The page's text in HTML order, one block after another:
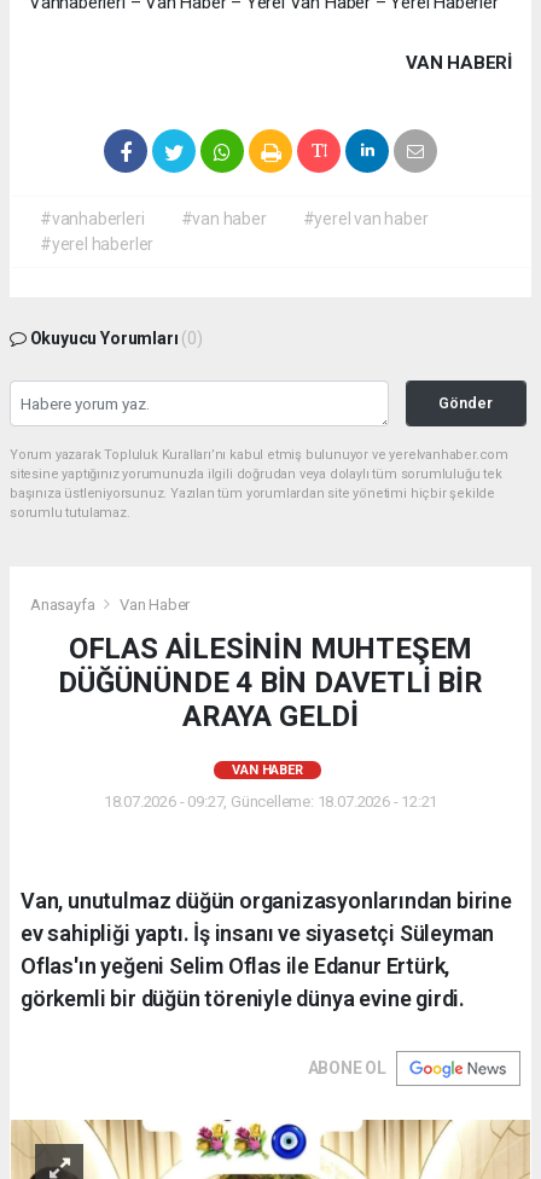
VAN HABERİ
#vanhaberleri #van haber
#yerel van haber
#yerel haberler
Okuyucu Yorumları (0)
Gönder
Yorum yazarak Topluluk Kuralları’nı kabul etmiş bulunuyor ve yerelvanhaber.com
sitesine yaptığınız yorumunuzla ilgili doğrudan veya dolaylı tüm sorumluluğu tek
başınıza üstleniyorsunuz. Yazılan tüm yorumlardan site yönetimi hiçbir şekilde
sorumlu tutulamaz.
Anasayfa Van Haber
OFLAS AİLESİNİN MUHTEŞEM
DÜĞÜNÜNDE 4 BİN DAVETLİ BİR
ARAYA GELDİ
VAN HABER
18.07.2026 - 09:27, Güncelleme: 18.07.2026 - 12:21
Van, unutulmaz düğün organizasyonlarından birine
ev sahipliği yaptı. İş insanı ve siyasetçi Süleyman
Oflas'ın yeğeni Selim Oflas ile Edanur Ertürk,
görkemli bir düğün töreniyle dünya evine girdi.
ABONE OL